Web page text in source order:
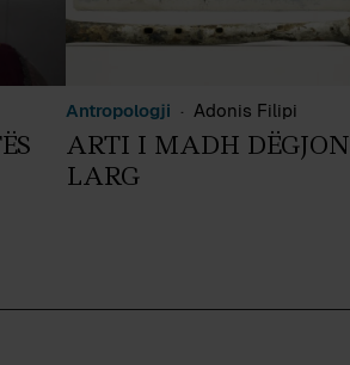
Antropologji Adonis Filipi
ARTI I MADH DËGJON
LARG